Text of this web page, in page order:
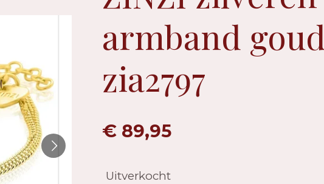
armband
zia2797
€ 89,95
Uitverkocht